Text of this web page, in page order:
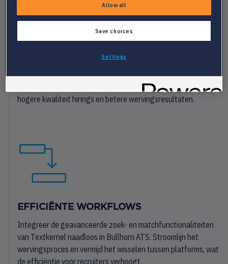
VERBETERDE KWALITEIT IN HIRING
Met de technologie van Textkernel binnen Bullhorn kun je
efficiënt en effectief topkandidaten benaderen, wat leidt tot
hogere kwaliteit hirings en betere wervingsresultaten.
EFFICIËNTE WORKFLOWS
Integreer de geavanceerde zoek- en matchfunctionaliteiten
van Textkernel naadloos in Bullhorn ATS. Stroomlijn het
wervingsproces en vermijd het wisselen tussen platforms, wat
de efficiëntie voor recruiters verhoogt.
Allow all
Save choices
Settings